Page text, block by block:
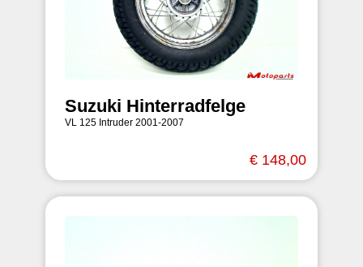
Suzuki Hinterradfelge
VL 125 Intruder 2001-2007
€ 148,00